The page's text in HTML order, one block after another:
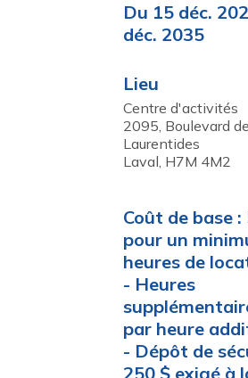
Du 15 déc.
déc. 2035
Lieu
Centre d'activités
2095, Boulevard
Laurentides
Laval, H7M 4M2
Coût de base :
pour un
heures de
- Heures
par heure
- Dépôt de
250 $ exigé à